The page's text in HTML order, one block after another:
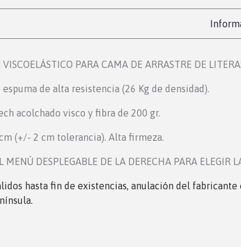
PARA CAMA DE ARRASTRE DE
espuma de alta resistencia (26 Kg de densidad).
acolchado visco y fibra de 200 gr.
(+/- 2 cm tolerancia). Alta firmeza.
MENÚ DESPLEGABLE DE LA DERECHA PARA ELEGIR
hasta fin de existencias, anulación del